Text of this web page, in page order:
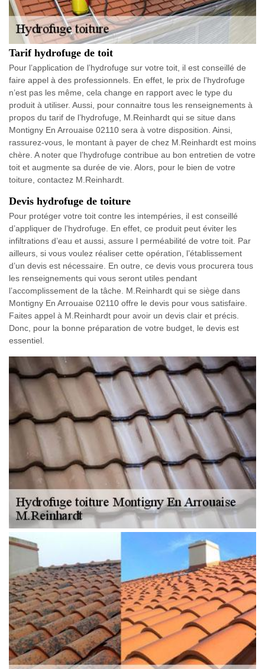
Tarif hydrofuge de toit
Pour l’application de l’hydrofuge sur votre toit, il est conseillé de
faire appel à des professionnels. En effet, le prix de l’hydrofuge
n’est pas les même, cela change en rapport avec le type du
produit à utiliser. Aussi, pour connaitre tous les renseignements à
propos du tarif de l’hydrofuge, M.Reinhardt qui se situe dans
Montigny En Arrouaise 02110 sera à votre disposition. Ainsi,
rassurez-vous, le montant à payer de chez M.Reinhardt est moins
chère. A noter que l’hydrofuge contribue au bon entretien de votre
toit et augmente sa durée de vie. Alors, pour le bien de votre
toiture, contactez M.Reinhardt.
Devis hydrofuge de toiture
Pour protéger votre toit contre les intempéries, il est conseillé
d’appliquer de l’hydrofuge. En effet, ce produit peut éviter les
infiltrations d’eau et aussi, assure l perméabilité de votre toit. Par
ailleurs, si vous voulez réaliser cette opération, l’établissement
d’un devis est nécessaire. En outre, ce devis vous procurera tous
les renseignements qui vous seront utiles pendant
l’accomplissement de la tâche. M.Reinhardt qui se siège dans
Montigny En Arrouaise 02110 offre le devis pour vous satisfaire.
Faites appel à M.Reinhardt pour avoir un devis clair et précis.
Donc, pour la bonne préparation de votre budget, le devis est
essentiel.